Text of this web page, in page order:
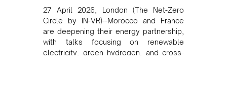
27 April 2026, London (The Net-Zero
Circle by IN-VR)--Morocco and France
are deepening their energy partnership,
with talks focusing on renewable
electricity, green hydrogen, and cross-